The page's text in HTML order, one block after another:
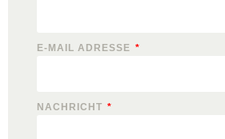
E-MAIL ADRESSE
NACHRICHT